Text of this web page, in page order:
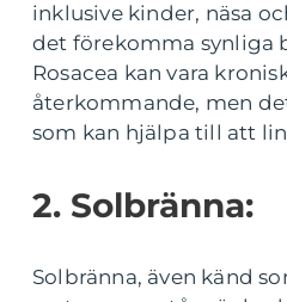
inklusive kinder, näsa
det förekomma synliga
Rosacea kan vara
återkommande, men
som kan hjälpa till att
2. Solbränna:
Solbränna, även känd